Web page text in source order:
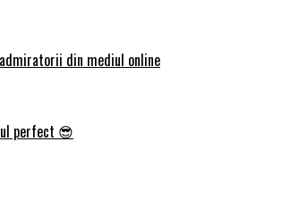
din mediul online
perfect 😎